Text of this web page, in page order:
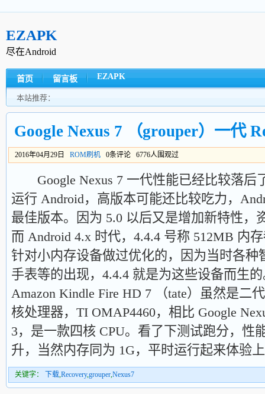
EZAPK
尽在Android
首页 留言板 EZAPK
本站推荐：
Google Nexus 7 （grouper）一代
2016年04月29日 ROM刷机 0条评论 6776人围观过
Google Nexus 7 一代性能已经比较落后
运行 Android，高版本可能还比较吃力，
最佳版本。因为 5.0 以后又是增加新特性，
而 Android 4.x 时代，4.4.4 号称 512MB 内
针对小内存设备做过优化的，因为当时各种
手表等的出现，4.4.4 就是为这些设备而生
Amazon Kindle Fire HD 7 （tate）虽然是二
核处理器，TI OMAP4460，相比 Google
3，是一款四核 CPU。看了下测试跑分，性
升，当然内存同为 1G，平时运行起来体验
关键字： 下载,Recovery,grouper,Nexus7